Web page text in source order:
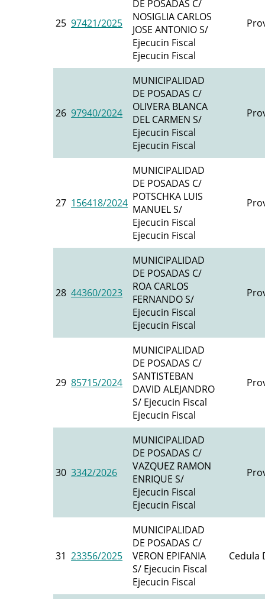
25 97421/2025
DE POSADAS C/
NOSIGLIA CARLOS
JOSE ANTONIO S/
Ejecucin Fiscal
Ejecucin Fiscal
26 97940/2024
MUNICIPALIDAD
DE POSADAS C/
OLIVERA BLANCA
DEL CARMEN S/
Ejecucin Fiscal
Ejecucin Fiscal
27 156418/2024
MUNICIPALIDAD
DE POSADAS C/
POTSCHKA LUIS
MANUEL S/
Ejecucin Fiscal
Ejecucin Fiscal
28 44360/2023
MUNICIPALIDAD
DE POSADAS C/
ROA CARLOS
FERNANDO S/
Ejecucin Fiscal
Ejecucin Fiscal
29 85715/2024
MUNICIPALIDAD
DE POSADAS C/
SANTISTEBAN
DAVID ALEJANDRO
S/ Ejecucin Fiscal
Ejecucin Fiscal
30 3342/2026
MUNICIPALIDAD
DE POSADAS C/
VAZQUEZ RAMON
ENRIQUE S/
Ejecucin Fiscal
Ejecucin Fiscal
31 23356/2025
MUNICIPALIDAD
DE POSADAS C/
VERON EPIFANIA
S/ Ejecucin Fiscal
Ejecucin Fiscal
Cedula